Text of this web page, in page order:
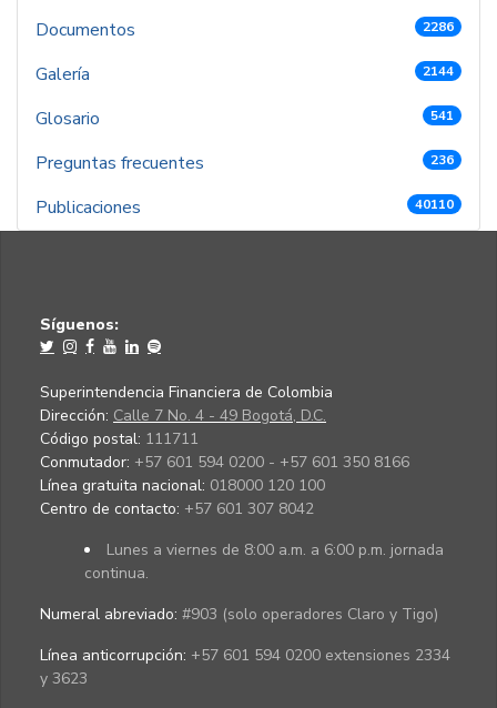
Documentos 2286
Galería 2144
Glosario 541
Preguntas frecuentes 236
Publicaciones 40110
Síguenos:
Superintendencia Financiera de Colombia
Dirección: Calle 7 No. 4 - 49 Bogotá, D.C.
Código postal: 111711
Conmutador: +57 601 594 0200 - +57 601 350 8166
Línea gratuita nacional: 018000 120 100
Centro de contacto: +57 601 307 8042
Lunes a viernes de 8:00 a.m. a 6:00 p.m. jornada
continua.
Numeral abreviado: #903 (solo operadores Claro y Tigo)
Línea anticorrupción: +57 601 594 0200 extensiones 2334
y 3623